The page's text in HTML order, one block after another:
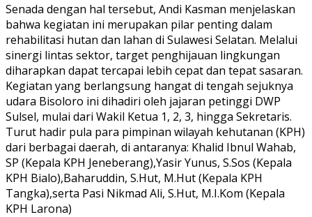
Senada dengan hal tersebut, Andi Kasman menjelaskan
bahwa kegiatan ini merupakan pilar penting dalam
rehabilitasi hutan dan lahan di Sulawesi Selatan. Melalui
sinergi lintas sektor, target penghijauan lingkungan
diharapkan dapat tercapai lebih cepat dan tepat sasaran.
​Kegiatan yang berlangsung hangat di tengah sejuknya
udara Bisoloro ini dihadiri oleh jajaran petinggi DWP
Sulsel, mulai dari Wakil Ketua 1, 2, 3, hingga Sekretaris.
Turut hadir pula para pimpinan wilayah kehutanan (KPH)
dari berbagai daerah, di antaranya: ​Khalid Ibnul Wahab,
SP (Kepala KPH Jeneberang),​Yasir Yunus, S.Sos (Kepala
KPH Bialo),​Baharuddin, S.Hut, M.Hut (Kepala KPH
Tangka),​serta Pasi Nikmad Ali, S.Hut, M.I.Kom (Kepala
KPH Larona)